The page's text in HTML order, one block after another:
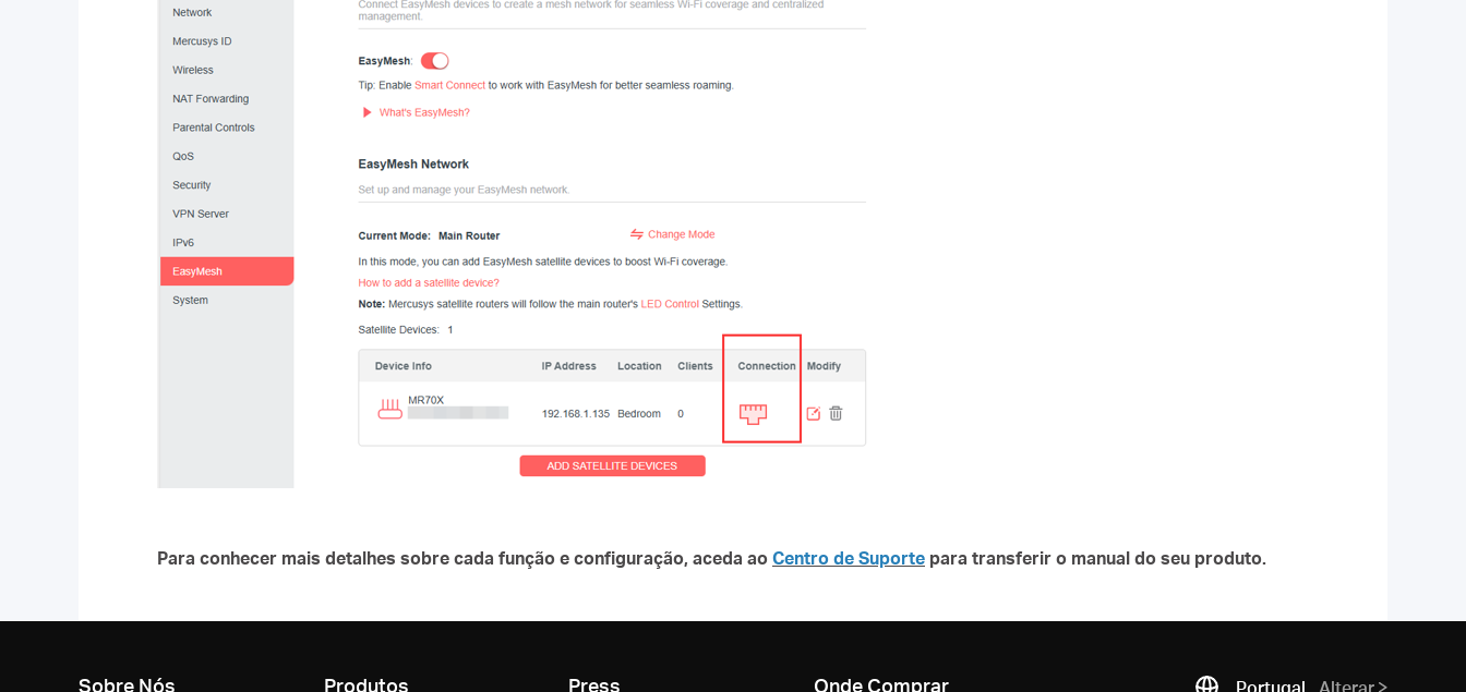
Para conhecer mais detalhes sobre cada função e configuração, aceda ao Centro de Suporte para transferir o manual do seu produto.
Sobre Nós Produtos Press Onde Comprar Portugal Alterar